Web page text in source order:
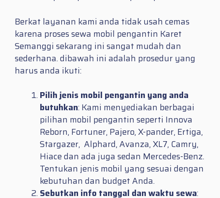
Berkat layanan kami anda tidak usah cemas
karena proses sewa mobil pengantin Karet
Semanggi sekarang ini sangat mudah dan
sederhana. dibawah ini adalah prosedur yang
harus anda ikuti:
Pilih jenis mobil pengantin yang anda
butuhkan: Kami menyediakan berbagai
pilihan mobil pengantin seperti Innova
Reborn, Fortuner, Pajero, X-pander, Ertiga,
Stargazer, Alphard, Avanza, XL7, Camry,
Hiace dan ada juga sedan Mercedes-Benz.
Tentukan jenis mobil yang sesuai dengan
kebutuhan dan budget Anda.
Sebutkan info tanggal dan waktu sewa: